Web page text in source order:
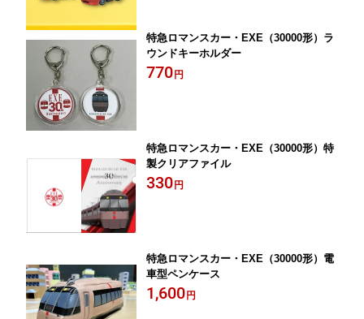
特急ロマンスカー・EXE（30000形）ラ
ウンドキーホルダー
770 円
特急ロマンスカー・EXE（30000形）特
製クリアファイル
330 円
特急ロマンスカー・EXE（30000形）電
車型ペンケース
1,600 円